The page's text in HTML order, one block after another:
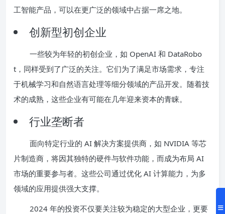
工智能产品，可以在更广泛的领域中占据一席之地。
创新型初创企业
一些较为年轻的初创企业，如 OpenAI 和 DataRobo
t，同样受到了广泛的关注。它们为了满足市场需求，专注
于机械学习和自然语言处理等细分领域的产品开发。随着技
术的成熟，这些企业有可能在几年迎来资本的青睐。
行业垄断者
面向特定行业的 AI 解决方案提供商，如 NVIDIA 等芯
片制造商，将因其独特的硬件与软件功能，而成为布局 AI
市场的重要参与者。这些公司通过优化 AI 计算能力，为多
领域的应用提供强大支撑。
2024 年的投资不仅要关注较为稳定的大型企业，更要